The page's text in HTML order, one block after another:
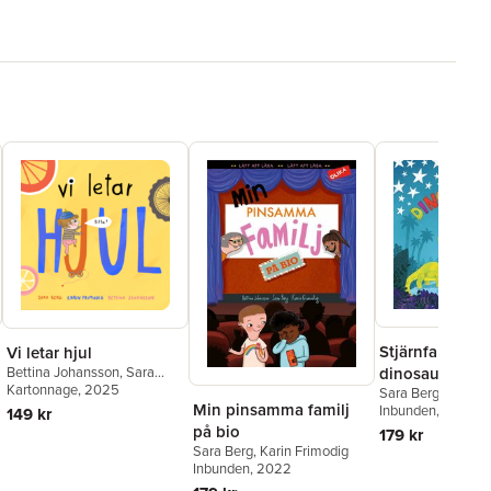
Vi letar hjul
Bettina Johansson,Sara
Berg,Karin Frimodig
Kartonnage, 2025
149 kr
Min pinsamma familj
på bio
Sara Berg, Karin Frimodig
Inbunden, 2022
Stjärnfall i
dinosaurieland
Sara Berg
Sanna Borell
Inbunden, 2020
179 kr